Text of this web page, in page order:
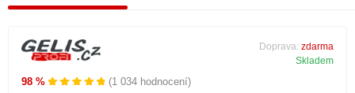
98 % (1 034 hodnocení)
Doprava: zdarma
Skladem